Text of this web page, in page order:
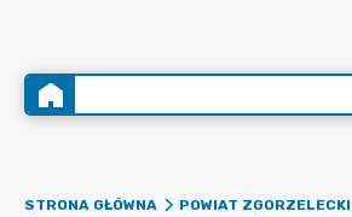
STRONA GŁÓWNA POWIAT ZGORZELECKI